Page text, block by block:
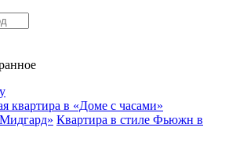
квартира в «Доме с часами»
Квартира в стиле Фьюжн в